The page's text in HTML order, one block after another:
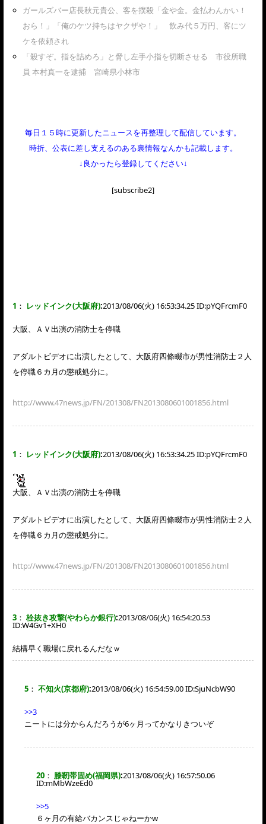
ガールズバー店長秋元貴公、客を撲殺「金や金。金払わんかい！
おら！」「俺のケツ持ちはヤクザや！」 飲み代５万円、客にツ
ケを依頼され
「殺すぞ。指を詰めろ」と脅し左手小指を切断させる 市役所職
員 本村真一を逮捕 宮崎県小林市
毎日１５時に更新したニュースを再整理して配信しています。
時折、公表に差し支えるのある裏情報なんかも記載します。
↓良かったら登録してください↓
[subscribe2]
1 ： レッドインク(大阪府):2013/08/06(火) 16:53:34.25 ID:pYQFrcmF0
大阪、ＡＶ出演の消防士を停職
アダルトビデオに出演したとして、大阪府四條畷市が男性消防士２人
を停職６カ月の懲戒処分に。
http://www.47news.jp/FN/201308/FN2013080601001856.html
1 ： レッドインク(大阪府):2013/08/06(火) 16:53:34.25 ID:pYQFrcmF0
大阪、ＡＶ出演の消防士を停職
アダルトビデオに出演したとして、大阪府四條畷市が男性消防士２人
を停職６カ月の懲戒処分に。
http://www.47news.jp/FN/201308/FN2013080601001856.html
3 ： 栓抜き攻撃(やわらか銀行):2013/08/06(火) 16:54:20.53
ID:W4Gv1+XH0
結構早く職場に戻れるんだなｗ
5 ： 不知火(京都府):2013/08/06(火) 16:54:59.00 ID:SjuNcbW90
>>3
ニートには分からんだろうが6ヶ月ってかなりきついぞ
20 ： 膝靭帯固め(福岡県):2013/08/06(火) 16:57:50.06
ID:mMbWzeEd0
>>5
６ヶ月の有給バカンスじゃねーかw